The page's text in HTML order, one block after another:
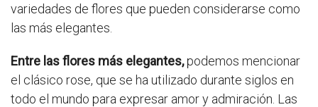
variedades de flores que pueden considerarse como
las más elegantes.
Entre las flores más elegantes,podemos mencionar
el clásico rose, que se ha utilizado durante siglos en
todo el mundo para expresar amor y admiración. Las